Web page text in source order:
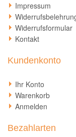
Impressum
Widerrufsformular
Kontakt
Kundenkonto
Ihr Konto
Warenkorb
Anmelden
Bezahlarten